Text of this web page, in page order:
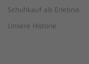
Schuhkauf als Erlebnis
Unsere Historie